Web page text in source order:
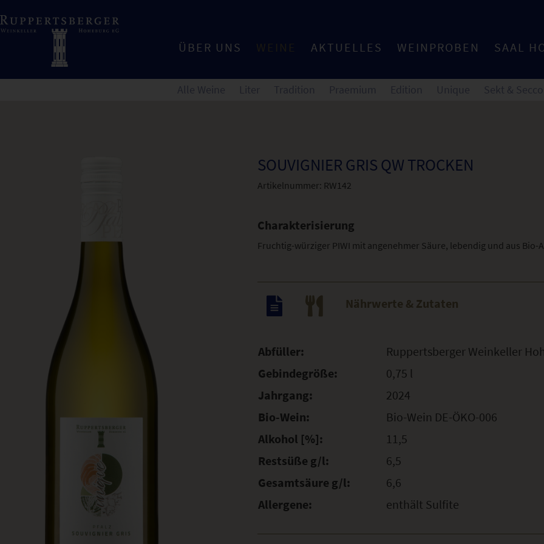
ÜBER UNS AKTUELLES WEINPROBEN SAAL
Alle Weine Liter Tradition Praemium Edition Unique Sekt & Secco
SOUVIGNIER GRIS QW TROCKEN
Artikelnummer: RW142
Charakterisierung
Fruchtig-würziger PIWI mit angenehmer Säure, lebendig und aus Bio-
Nährwerte & Zutaten
Abfüller:
Ruppertsberger Weinkeller
Gebindegröße:
0,75 l
Jahrgang:
2024
Bio-Wein:
Bio-Wein DE-ÖKO-006
Alkohol [%]:
11,5
Restsüße g/l:
6,5
Gesamtsäure g/l:
6,6
Allergene:
enthält Sulfite